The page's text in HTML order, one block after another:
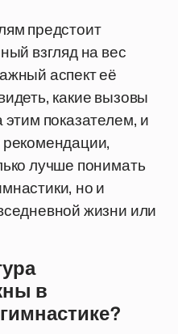
предстоит
взгляд на вес
аспект её
какие вызовы
показателем, и
рекомендации,
лучше понимать
но и
жизни или
в